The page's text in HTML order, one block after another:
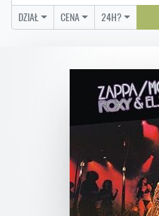
DZIAŁ CENA 24H?